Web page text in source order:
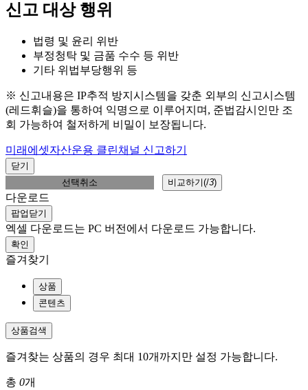
신고 대상 행위
법령 및 윤리 위반
부정청탁 및 금품 수수 등 위반
기타 위법부당행위 등
※ 신고내용은 IP추적 방지시스템을 갖춘 외부의 신고시스템
(레드휘슬)을 통하여 익명으로 이루어지며, 준법감시인만 조
회 가능하여 철저하게 비밀이 보장됩니다.
미래에셋자산운용 클린채널 신고하기
닫기
선택취소
비교하기(/3)
다운로드
팝업닫기
엑셀 다운로드는 PC 버전에서 다운로드 가능합니다.
확인
즐겨찾기
상품
콘텐츠
상품검색
즐겨찾는 상품의 경우 최대 10개까지만 설정 가능합니다.
총 0개